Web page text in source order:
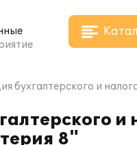
бухгалтерского и
8"